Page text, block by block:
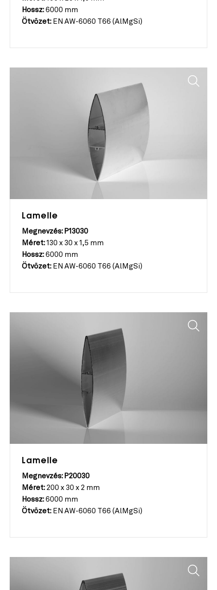
Hossz: 6000 mm
Ötvözet: EN AW-6060 T66 (AlMgSi)
Lamelle
Megnevzés: P13030
Méret: 130 x 30 x 1,5 mm
Hossz: 6000 mm
Ötvözet: EN AW-6060 T66 (AlMgSi)
Lamelle
Megnevzés: P20030
Méret: 200 x 30 x 2 mm
Hossz: 6000 mm
Ötvözet: EN AW-6060 T66 (AlMgSi)